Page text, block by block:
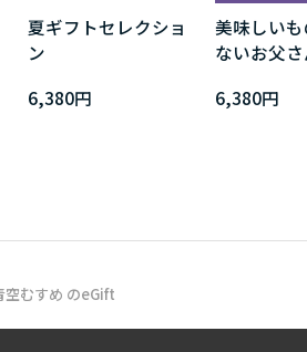
夏ギフトセレクショ
ン
6,380円
美味しい
ないお父
6,380円
空むすめ のeGift